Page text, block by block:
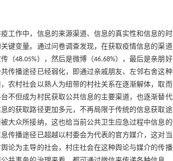
工作中，信息的来源渠道、信息的真实性和信息的时
键变量。通过问卷调查发现，在获取疫情信息的渠道
（48.05%），然后是微博（46.68%），最后是亲朋好
传播途径已经弱化，即通过亲戚朋友、左邻右舍这种
农村社会以熟人为纽带的村社关系在逐渐解体，取而
不但成为村民获取公共信息的主要渠道，也逐渐替代
的获取路径更加多元，不再局限于传统的信息获取途
大众所接纳，这也给当前公共卫生应急过程中信息的
传播途径已超越以村委会为代表的官方媒介，这对当
论为主导的社会，村庄社会在这种舆论与媒介的传播